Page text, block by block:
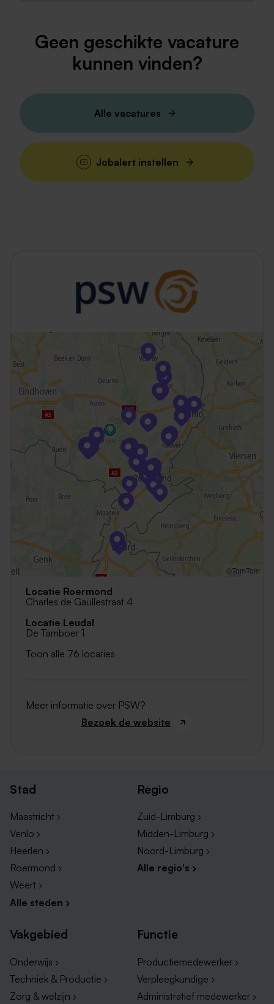
Geen geschikte vacature
kunnen vinden?
Alle vacatures
Jobalert instellen
©TomTom
Locatie Roermond
Charles de Gaullestraat 4
Locatie Leudal
De Tamboer 1
Toon alle 76 locaties
Meer informatie over PSW?
Bezoek de website
Stad
Maastricht ›
Venlo ›
Heerlen ›
Roermond ›
Weert ›
Alle steden ›
Regio
Zuid-Limburg ›
Midden-Limburg ›
Noord-Limburg ›
Alle regio's ›
Vakgebied
Onderwijs ›
Techniek & Productie ›
Zorg & welzijn ›
Functie
Productiemedewerker ›
Verpleegkundige ›
Administratief medewerker ›